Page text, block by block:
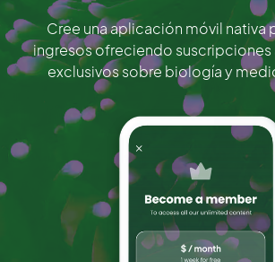
Cree una aplicación móvil nativa
ingresos ofreciendo suscripciones
exclusivos sobre biología y